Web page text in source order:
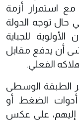
استمرار أزمة
حال توجه الدولة
للجباية
أن يدفع مقابل
الفعلي.
الطبقة الوسطى
أدوات الضغط أو
إليهم، على عكس